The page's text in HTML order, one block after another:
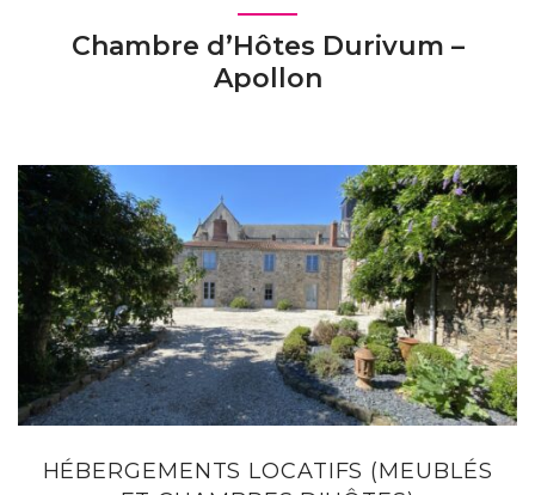
Chambre d’Hôtes Durivum –
Apollon
HÉBERGEMENTS LOCATIFS (MEUBLÉS